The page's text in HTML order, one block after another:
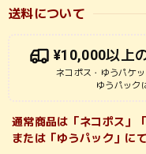
送料について
¥10,000以上
ネコポス・ゆうパケ
ゆうパック
通常商品は「ネコポス」
または「ゆうパック」に